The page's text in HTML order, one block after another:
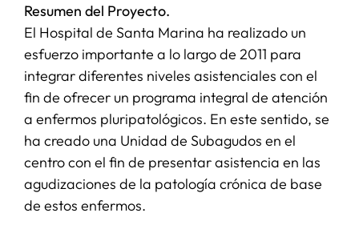
SERVICIOS
APOYO I+D+I
NOTICIAS
Resumen del Proyecto.
El Hospital de Santa Marina ha realizado un
esfuerzo importante a lo largo de 2011 para
integrar diferentes niveles asistenciales con el
fin de ofrecer un programa integral de atención
a enfermos pluripatológicos. En este sentido, se
ha creado una Unidad de Subagudos en el
centro con el fin de presentar asistencia en las
agudizaciones de la patología crónica de base
de estos enfermos.